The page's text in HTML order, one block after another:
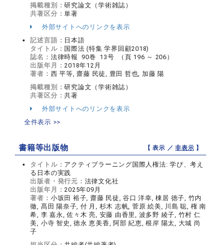
掲載種別：研究論文（学術雑誌）
共著区分：単著
外部サイトへのリンクを表示
記述言語： 日本語
タイトル： 国際法 (特集 学界回顧2018)
誌名： 法律時報 90巻 13号 （頁 196 ～ 206）
出版年月：2018年12月
著者： 西 平等, 齋藤 民徒, 豊田 哲也, 加藤 陽
掲載種別：研究論文（学術雑誌）
共著区分：共著
外部サイトへのリンクを表示
全件表示 >>
書籍等出版物 【 表示 ／非表示 】
タイトル： アクティブラーニング国際人権法: 学び、考え
る日本の実践
出版者・発行元： 法律文化社
出版年月：2025年09月
著者： 小坂田 裕子, 齋藤 民徒, 谷口 洋幸, 棟居 徳子, 竹内
徹, 髙田 陽奈子, 付 月, 杉木 志帆, 菅原 絵美, 川島 聡, 権 南
希, 李 嘉永, 佐々木 亮, 安藤 由香里, 波多野 綾子, 竹村 仁
美, 小寺 智史, 徳永 恵美香, 阿部 紀恵, 根岸 陽太, 大城 尚
子